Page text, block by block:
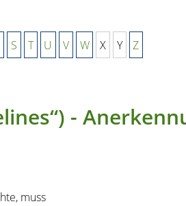
S T U V W X Y Z
-
muss